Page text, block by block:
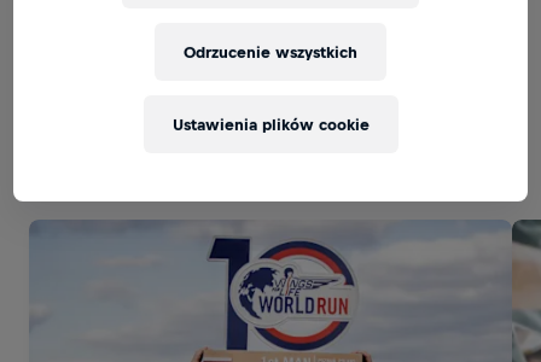
Related to this position
Odrzucenie wszystkich
Ustawienia plików cookie